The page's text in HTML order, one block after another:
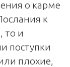
о карме
к
то и
поступки
плохие,